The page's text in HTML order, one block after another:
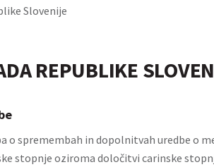
Slovenije
REPUBLIKE
o spremembah in dopolnitvah uredbe o
stopnje oziroma določitvi carinske